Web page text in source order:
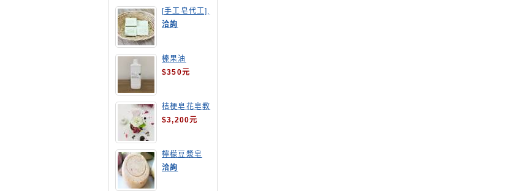
[手工皂代工],
酪梨手工皂
洽詢
榛果油
$350元
桔梗皂花皂教
學
$3,200元
檸檬豆漿皂
(溫潤手感皂)
洽詢